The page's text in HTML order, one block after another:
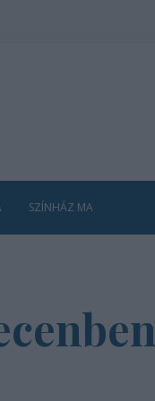
SZÍNHÁZ MA